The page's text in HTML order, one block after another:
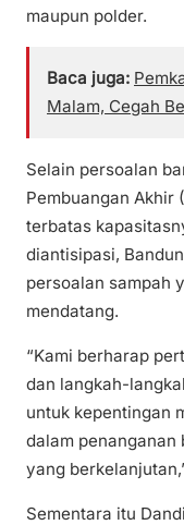
maupun polder.
Baca juga:
Malam, Cegah
Selain persoalan
Pembuangan Akhir
terbatas
diantisipasi,
persoalan sampah
mendatang.
“Kami berharap
dan langkah-
untuk kepentingan
dalam penanganan
yang
Sementara itu